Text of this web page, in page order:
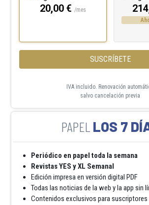
20,00 € /mes
SUSCRÍBETE
IVA incluido. Renovación
salvo cancelación previa
LOS 7
Periódico en papel toda la semana
Revistas YES y XL Semanal
Edición impresa en versión digital PDF
Todas las noticias de la web y la app sin
Contenidos exclusivos para suscriptores